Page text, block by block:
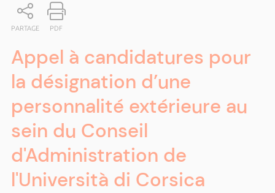
PARTAGE PDF
Appel à candidatures pour
la désignation d’une
personnalité extérieure au
sein du Conseil
d'Administration de
l'Università di Corsica